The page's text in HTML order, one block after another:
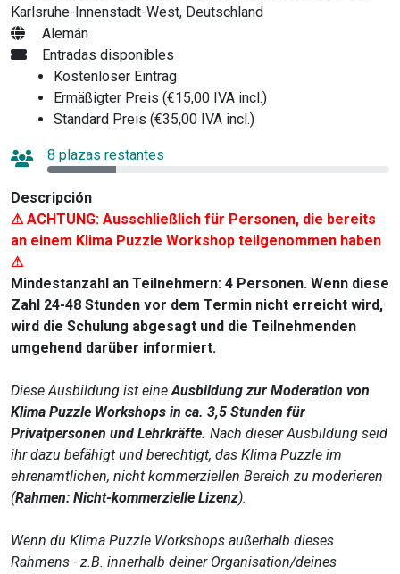
Karlsruhe-Innenstadt-West, Deutschland
Alemán
Entradas disponibles
Kostenloser Eintrag
Ermäßigter Preis (€15,00 IVA incl.)
Standard Preis (€35,00 IVA incl.)
8 plazas restantes
Descripción
⚠ ACHTUNG: Ausschließlich für Personen, die bereits
an einem Klima Puzzle Workshop teilgenommen haben
⚠
Mindestanzahl an Teilnehmern: 4 Personen. Wenn diese
Zahl 24-48 Stunden vor dem Termin nicht erreicht wird,
wird die Schulung abgesagt und die Teilnehmenden
umgehend darüber informiert.
Diese Ausbildung ist eineAusbildung zur Moderation von
Klima Puzzle Workshops in ca. 3,5 Stunden für
Privatpersonen und Lehrkräfte. Nach dieser Ausbildung seid
ihr dazu befähigt und berechtigt, das Klima Puzzle im
ehrenamtlichen, nicht kommerziellen Bereich zu moderieren
(Rahmen: Nicht-kommerzielle Lizenz).
Wenn du Klima Puzzle Workshops außerhalb dieses
Rahmens - z.B. innerhalb deiner Organisation/deines